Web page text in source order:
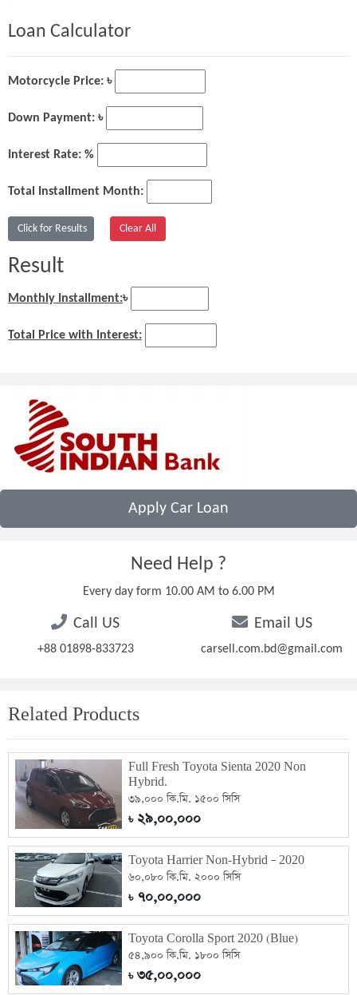
Loan Calculator
Motorcycle Price: ৳
Down Payment: ৳
Interest Rate: %
Total Installment Month:
Result
Monthly Installment:৳
Total Price with Interest:
Apply Car Loan
Need Help ?
Every day form 10.00 AM to 6.00 PM
Call US
+88 01898-833723
Email US
carsell.com.bd@gmail.com
Related Products
Full Fresh Toyota Sienta 2020 Non
Hybrid.
৩৯,০০০ কি.মি. ১৫০০ সিসি
৳২৯,০০,০০০
Toyota Harrier Non-Hybrid – 2020
৬০,০৮০ কি.মি. ২০০০ সিসি
৳৭০,০০,০০০
Toyota Corolla Sport 2020 (Blue)
৫৪,৯০০ কি.মি. ১৮০০ সিসি
৳৩৫,০০,০০০